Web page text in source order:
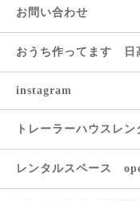
お問い合わせ
おうち作ってます 日
instagram
トレーラーハウスレン
レンタルスペース